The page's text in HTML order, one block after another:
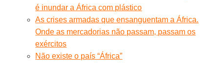
é inundar a África com plástico
As crises armadas que ensanguentam a África.
Onde as mercadorias não passam, passam os
exércitos
Não existe o país “África”